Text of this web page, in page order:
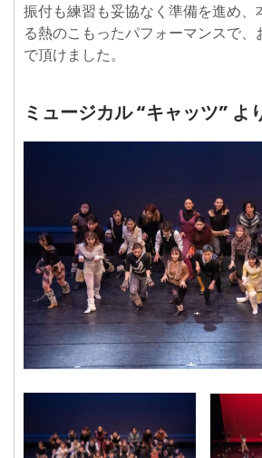
振付も練習も妥協なく準備を進め、
る熱のこもったパフォーマンスで、
で頂けました。
ミュージカル “キャッツ” よ